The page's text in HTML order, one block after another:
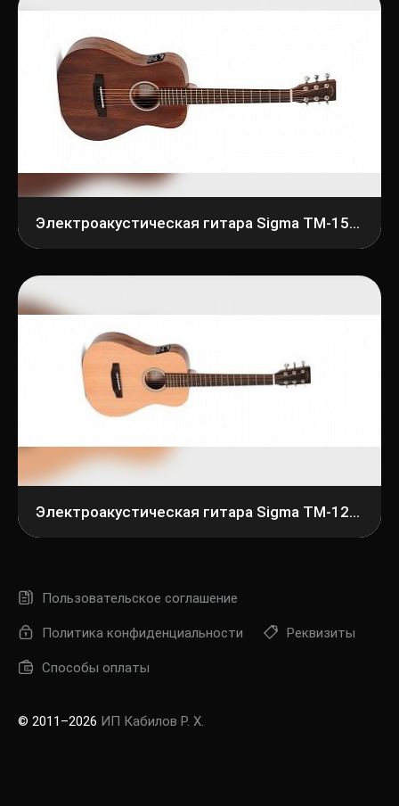
Электроакустическая гитара Sigma TM-15E+
Электроакустическая гитара Sigma TM-12E+
Пользовательское соглашение
Политика конфиденциальности Реквизиты
Способы оплаты
© 2011–2026 ИП Кабилов Р. Х.